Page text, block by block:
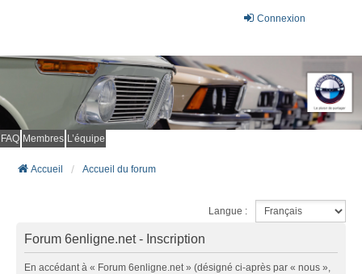
Connexion
FAQ Membres L’équipe
Accueil Accueil du forum
Langue :
Forum 6enligne.net - Inscription
En accédant à « Forum 6enligne.net » (désigné ci-après par « nous »,